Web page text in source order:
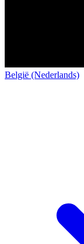
België (Nederlands)